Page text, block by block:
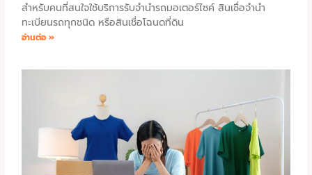
สำหรับคนที่สนใจใช้บริการรับจำนำรถมอเตอร์ไซค์ สินเชื่อจำนำ
ทะเบียนรถทุกชนิด หรือสินเชื่อโฉนดที่ดิน
อ่านต่อ »